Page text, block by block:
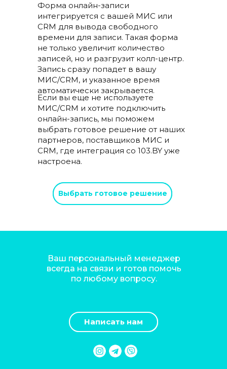
Форма онлайн-записи
интегрируется с вашей МИС или
CRM для вывода свободного
времени для записи. Такая форма
не только увеличит количество
записей, но и разгрузит колл-центр.
Запись сразу попадет в вашу
МИС/CRM, и указанное время
автоматически закрывается.
Если вы еще не используете
МИС/CRM и хотите подключить
онлайн-запись, мы поможем
выбрать готовое решение от наших
партнеров, поставщиков МИС и
CRM, где интеграция со 103.BY уже
настроена.
Выбрать готовое решение
Ваш персональный менеджер
всегда на связи и готов помочь
по любому вопросу.
Написать нам